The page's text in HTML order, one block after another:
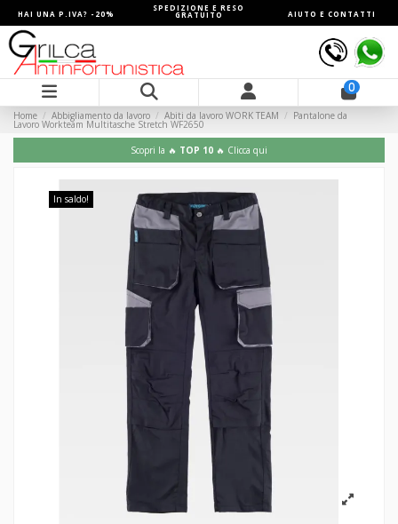
HAI UNA P.IVA? -20%
SPEDIZIONE E RESO
GRATUITO AIUTO E CONTATTI
0
Home Abbigliamento da lavoro Abiti da lavoro WORK TEAM Pantalone da
Lavoro Workteam Multitasche Stretch WF2650
Scopri la 🔥 TOP 10 🔥 Clicca qui
In saldo!